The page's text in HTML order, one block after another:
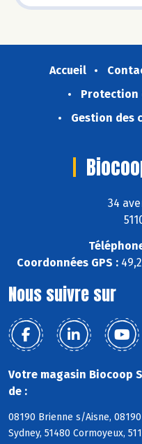
Accueil
Protection
Gestion des
34
Coordonnées GPS :
Nous suivre sur
Votre magasin Biocoop
de :
08190 Brienne s/Aisne,
Sydney, 51480 Cormoyeux,